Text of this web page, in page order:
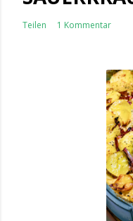
Teilen 1 Kommentar